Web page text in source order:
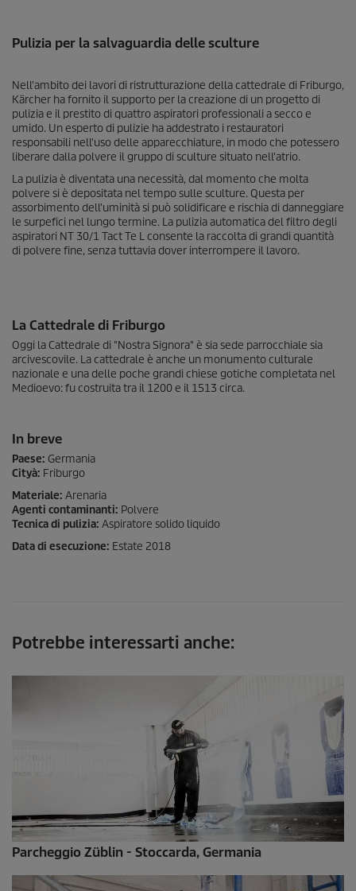
Pulizia per la salvaguardia delle sculture
Nell'ambito dei lavori di ristrutturazione della cattedrale di Friburgo,
Kärcher ha fornito il supporto per la creazione di un progetto di
pulizia e il prestito di quattro aspiratori professionali a secco e
umido. Un esperto di pulizie ha addestrato i restauratori
responsabili nell'uso delle apparecchiature, in modo che potessero
liberare dalla polvere il gruppo di sculture situato nell'atrio.
La pulizia è diventata una necessità, dal momento che molta
polvere si è depositata nel tempo sulle sculture. Questa per
assorbimento dell'uminità si può solidificare e rischia di danneggiare
le surpefici nel lungo termine. La pulizia automatica del filtro degli
aspiratori NT 30/1 Tact Te L consente la raccolta di grandi quantità
di polvere fine, senza tuttavia dover interrompere il lavoro.
La Cattedrale di Friburgo
Oggi la Cattedrale di "Nostra Signora" è sia sede parrocchiale sia
arcivescovile. La cattedrale è anche un monumento culturale
nazionale e una delle poche grandi chiese gotiche completata nel
Medioevo: fu costruita tra il 1200 e il 1513 circa.
In breve
Paese: Germania
Cityà: Friburgo
Materiale: Arenaria
Agenti contaminanti: Polvere
Tecnica di pulizia: Aspiratore solido liquido
Data di esecuzione: Estate 2018
Potrebbe interessarti anche:
Parcheggio Züblin - Stoccarda, Germania